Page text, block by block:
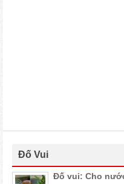
Đố Vui
Đố vui: Cho